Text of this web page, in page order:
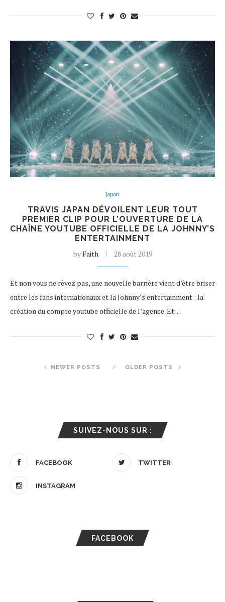
Japon
TRAVIS JAPAN DÉVOILENT LEUR TOUT
PREMIER CLIP POUR L’OUVERTURE DE LA
CHAÎNE YOUTUBE OFFICIELLE DE LA JOHNNY’S
ENTERTAINMENT
byFaith 28 août 2019
Et non vous ne rêvez pas, une nouvelle barrière vient d’être briser
entre les fans internationaux et la Johnny’s entertainment : la
création du compte youtube officielle de l’agence. Et…
NEWER POSTS OLDER POSTS
SUIVEZ-NOUS SUR :
FACEBOOK TWITTER
INSTAGRAM
FACEBOOK